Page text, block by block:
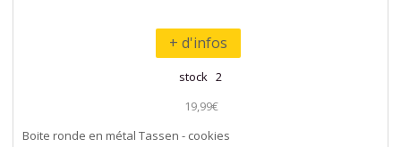
+ d'infos
stock 2
19,99€
Boite ronde en métal Tassen - cookies